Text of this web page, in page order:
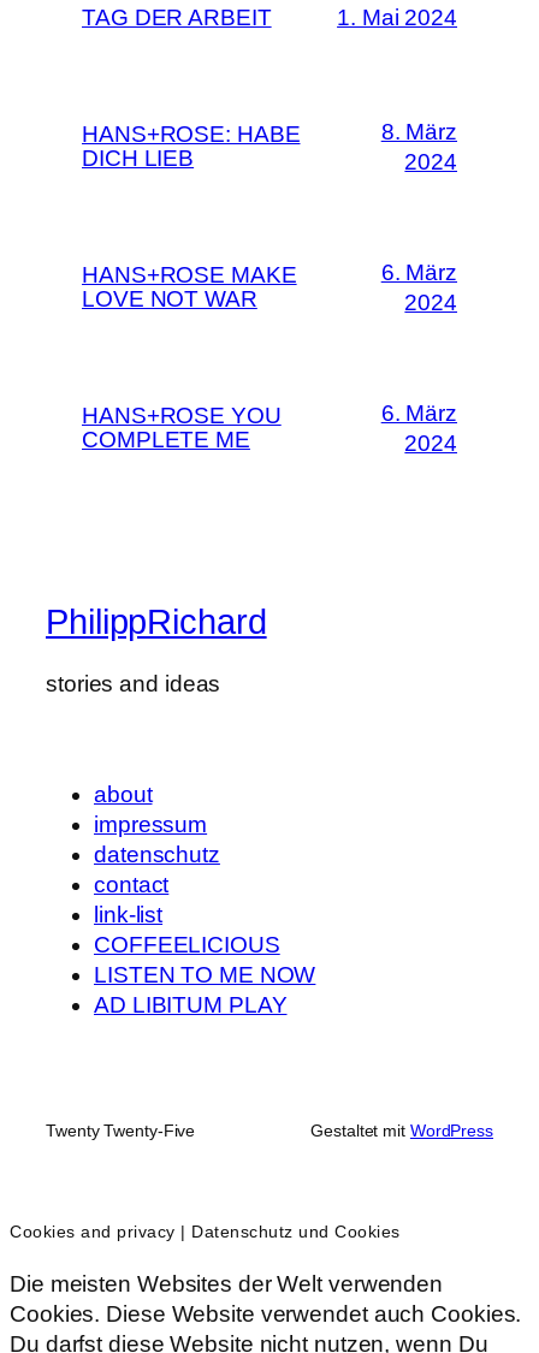
TAG DER ARBEIT 1. Mai 2024
HANS+ROSE: HABE
DICH LIEB
8. März
2024
HANS+ROSE MAKE
LOVE NOT WAR
6. März
2024
HANS+ROSE YOU
COMPLETE ME
6. März
2024
PhilippRichard
stories and ideas
about
impressum
datenschutz
contact
link-list
COFFEELICIOUS
LISTEN TO ME NOW
AD LIBITUM PLAY
Twenty Twenty-Five Gestaltet mit WordPress
Cookies and privacy | Datenschutz und Cookies
Die meisten Websites der Welt verwenden
Cookies. Diese Website verwendet auch Cookies.
Du darfst diese Website nicht nutzen, wenn Du